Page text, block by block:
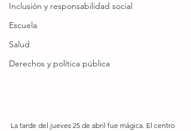
Inclusión y responsabilidad social
Escuela
Salud
Derechos y política pública
La tarde del jueves 25 de abril fue mágica. El centro